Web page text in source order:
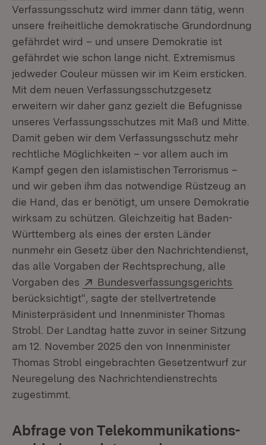
Verfassungsschutz wird immer dann tätig, wenn
unsere freiheitliche demokratische Grundordnung
gefährdet wird – und unsere Demokratie ist
gefährdet wie schon lange nicht. Extremismus
jedweder Couleur müssen wir im Keim ersticken.
Mit dem neuen Verfassungsschutzgesetz
erweitern wir daher ganz gezielt die Befugnisse
unseres Verfassungsschutzes mit Maß und Mitte.
Damit geben wir dem Verfassungsschutz mehr
rechtliche Möglichkeiten – vor allem auch im
Kampf gegen den islamistischen Terrorismus –
und wir geben ihm das notwendige Rüstzeug an
die Hand, das er benötigt, um unsere Demokratie
wirksam zu schützen. Gleichzeitig hat Baden-
Württemberg als eines der ersten Länder
nunmehr ein Gesetz über den Nachrichtendienst,
das alle Vorgaben der Rechtsprechung, alle
Vorgaben des
Extern:
Bundesverfassungsgerichts
berücksichtigt“, sagte der stellvertretende
Ministerpräsident und Innenminister Thomas
Strobl. Der Landtag hatte zuvor in seiner Sitzung
am 12. November 2025 den von Innenminister
Thomas Strobl eingebrachten Gesetzentwurf zur
Neuregelung des Nachrichtendienstrechts
zugestimmt.
Abfrage von Telekommunikations­